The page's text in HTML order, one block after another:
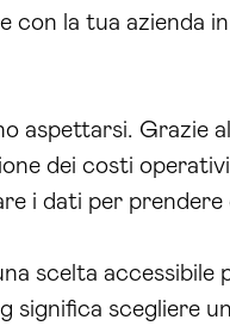
la tua azienda
aspettarsi. Grazie
dei costi
i dati per
scelta accessibile
scegliere